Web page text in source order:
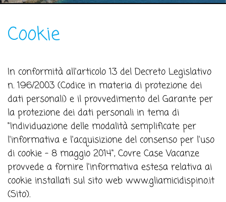
Cookie
In conformità all'articolo 13 del Decreto Legislativo
n. 196/2003 (Codice in materia di protezione dei
dati personali) e il provvedimento del Garante per
la protezione dei dati personali in tema di
"Individuazione delle modalità semplificate per
l'informativa e l'acquisizione del consenso per l'uso
di cookie - 8 maggio 2014", Covre Case Vacanze
provvede a fornire l'informativa estesa relativa ai
cookie installati sul sito web www.gliamicidispino.it
(Sito).